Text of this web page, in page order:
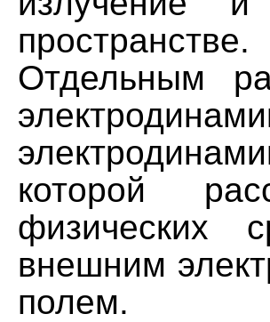
пространстве.
Отдельным
которой
физических
внешним
полем.